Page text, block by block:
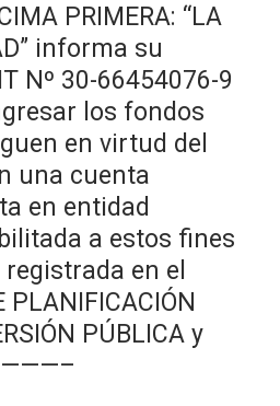
PRIMERA: “LA
informa su
Nº 30-66454076-9
los fondos
en virtud del
una cuenta
en entidad
a estos fines
en el
PLANIFICACIÓN
PÚBLICA y